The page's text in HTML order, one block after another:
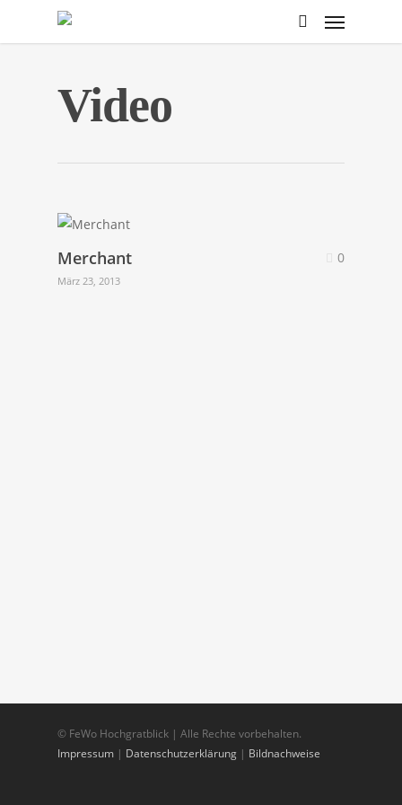
Video
Merchant
März 23, 2013
0
© FeWo Hochgratblick | Alle Rechte vorbehalten.
Impressum | Datenschutzerklärung | Bildnachweise